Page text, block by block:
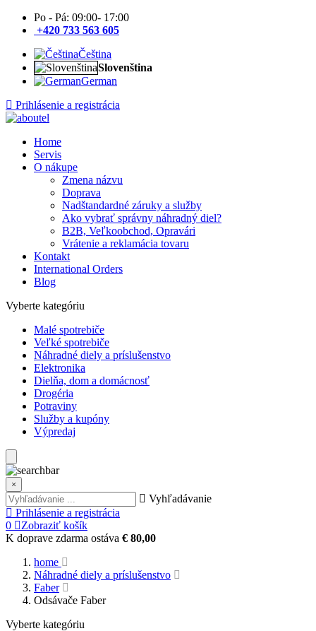
Po - Pá: 09:00- 17:00
+420 733 563 605
Čeština
Slovenština
German
Prihlásenie a registrácia
Home
Servis
O nákupe
Zmena názvu
Doprava
Nadštandardné záruky a služby
Ako vybrať správny náhradný diel?
B2B, Veľkoobchod, Opravári
Vrátenie a reklamácia tovaru
Kontakt
International Orders
Blog
Vyberte kategóriu
Malé spotrebiče
Veľké spotrebiče
Náhradné diely a príslušenstvo
Elektronika
Dielňa, dom a domácnosť
Drogéria
Potraviny
Služby a kupóny
Výpredaj
×
Vyhľadávanie
Prihlásenie a registrácia
0
Zobraziť košík
K doprave zdarma ostáva € 80,00
home
Náhradné diely a príslušenstvo
Faber
Odsávače Faber
Vyberte kategóriu